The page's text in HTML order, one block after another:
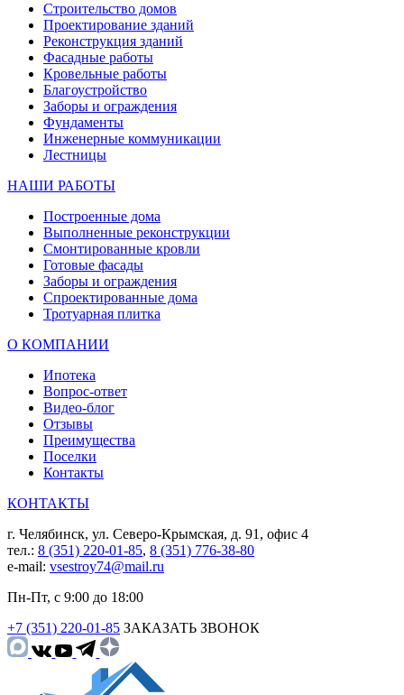
Строительство домов
Проектирование зданий
Реконструкция зданий
Фасадные работы
Кровельные работы
Благоустройство
Заборы и ограждения
Фундаменты
Инженерные коммуникации
Лестницы
НАШИ РАБОТЫ
Построенные дома
Выполненные реконструкции
Смонтированные кровли
Готовые фасады
Заборы и ограждения
Спроектированные дома
Тротуарная плитка
О КОМПАНИИ
Ипотека
Вопрос-ответ
Видео-блог
Отзывы
Преимущества
Поселки
Контакты
КОНТАКТЫ
г. Челябинск, ул. Северо-Крымская, д. 91, офис 4
тел.: 8 (351) 220-01-85, 8 (351) 776-38-80
e-mail: vsestroy74@mail.ru
Пн-Пт, с 9:00 до 18:00
+7 (351) 220-01-85 ЗАКАЗАТЬ ЗВОНОК